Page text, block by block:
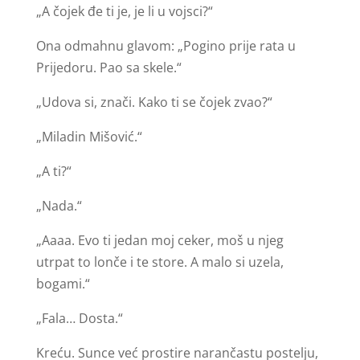
„A čojek đe ti je, je li u vojsci?“
Ona odmahnu glavom: „Pogino prije rata u
Prijedoru. Pao sa skele.“
„Udova si, znači. Kako ti se čojek zvao?“
„Miladin Mišović.“
„A ti?“
„Nada.“
„Aaaa. Evo ti jedan moj ceker, moš u njeg
utrpat to lonče i te store. A malo si uzela,
bogami.“
„Fala… Dosta.“
Kreću. Sunce već prostire narančastu postelju,